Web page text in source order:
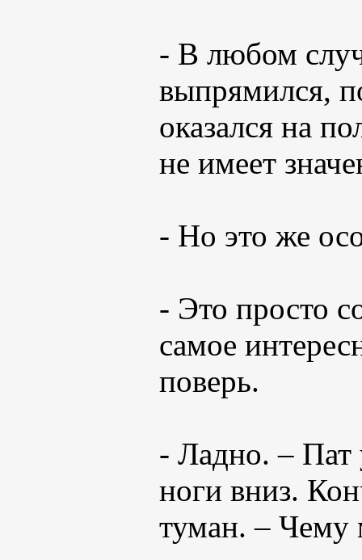
- В любом
выпрямился,
оказался на
не имеет
- Но это же
- Это просто
самое
поверь.
- Ладно. – Пат
ноги вниз.
туман. – Чему